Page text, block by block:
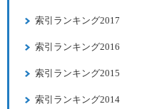
索引ランキング2017
索引ランキング2016
索引ランキング2015
索引ランキング2014